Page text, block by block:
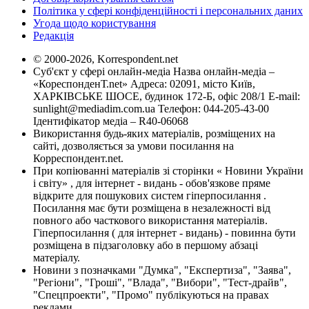
Політика у сфері конфіденційності і персональних даних
Угода щодо користування
Редакція
© 2000-2026, Korrespondent.net
Суб'єкт у сфері онлайн-медіа Назва онлайн-медіа –
«КореспонденТ.net» Адреса: 02091, місто Київ,
ХАРКІВСЬКЕ ШОСЕ, будинок 172-Б, офіс 208/1 E-mail:
sunlight@mediadim.com.ua Телефон: 044-205-43-00
Ідентифікатор медіа – R40-06068
Використання будь-яких матеріалів, розміщених на
сайті, дозволяється за умови посилання на
Корреспондент.net.
При копіюванні матеріалів зі сторінки « Новини України
і світу» , для інтернет - видань - обов'язкове пряме
відкрите для пошукових систем гіперпосилання .
Посилання має бути розміщена в незалежності від
повного або часткового використання матеріалів.
Гіперпосилання ( для інтернет - видань) - повинна бути
розміщена в підзаголовку або в першому абзаці
матеріалу.
Новини з позначками "Думка", "Експертиза", "Заява",
"Регіони", "Гроші", "Влада", "Вибори", "Тест-драйв",
"Спецпроекти", "Промо" публікуються на правах